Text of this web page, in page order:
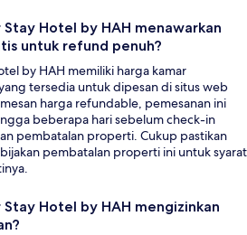
Hotel by HAH menawarkan
untuk refund penuh?
by HAH memiliki harga kamar
tersedia untuk dipesan di situs web
harga refundable, pemesanan ini
beberapa hari sebelum check-in
pembatalan properti. Cukup pastikan
pembatalan properti ini untuk syarat
Hotel by HAH mengizinkan